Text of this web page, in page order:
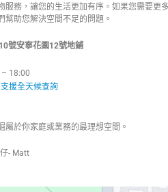
服務，讓您的生活更加有序。如果您需要更
幫助您解決空間不足的問題。
號安寧花園12號地鋪
一至日 10:00
援全天候查詢
於你家庭或業務的最理想空間。
- Matt